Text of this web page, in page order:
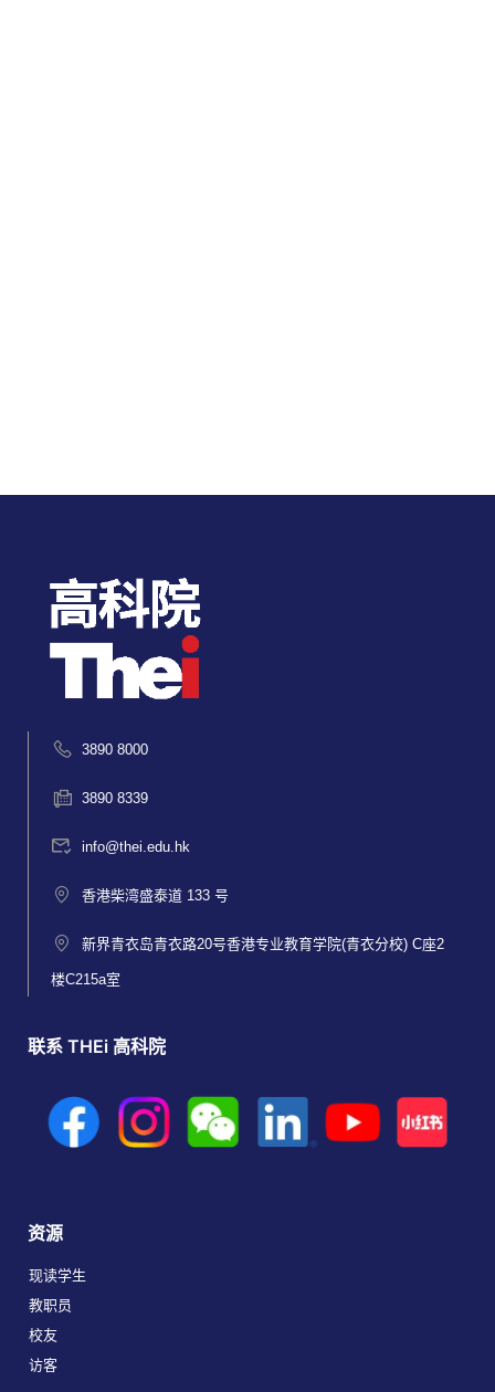
3890 8000
3890 8339
info@thei.edu.hk
香港柴湾盛泰道 133 号
新界青衣岛青衣路20号香港专业教育学院(青衣分校) C座2
楼C215a室
联系 THEi 高科院
资源
现读学生
教职员
校友
访客